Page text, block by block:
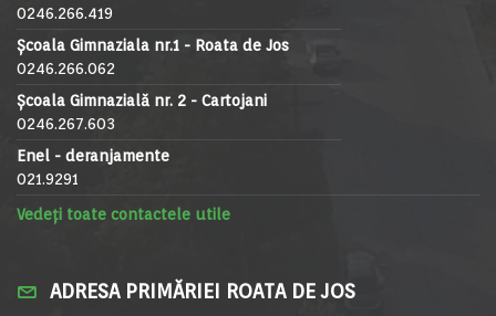
0246.266.419
Școala Gimnaziala nr.1 - Roata de Jos
0246.266.062
Școala Gimnazială nr. 2 - Cartojani
0246.267.603
Enel - deranjamente
021.9291
Vedeți toate contactele utile
ADRESA PRIMĂRIEI ROATA DE JOS